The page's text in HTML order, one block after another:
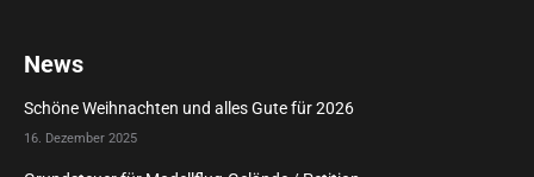
News
Schöne Weihnachten und alles Gute für 2026
16. Dezember 2025